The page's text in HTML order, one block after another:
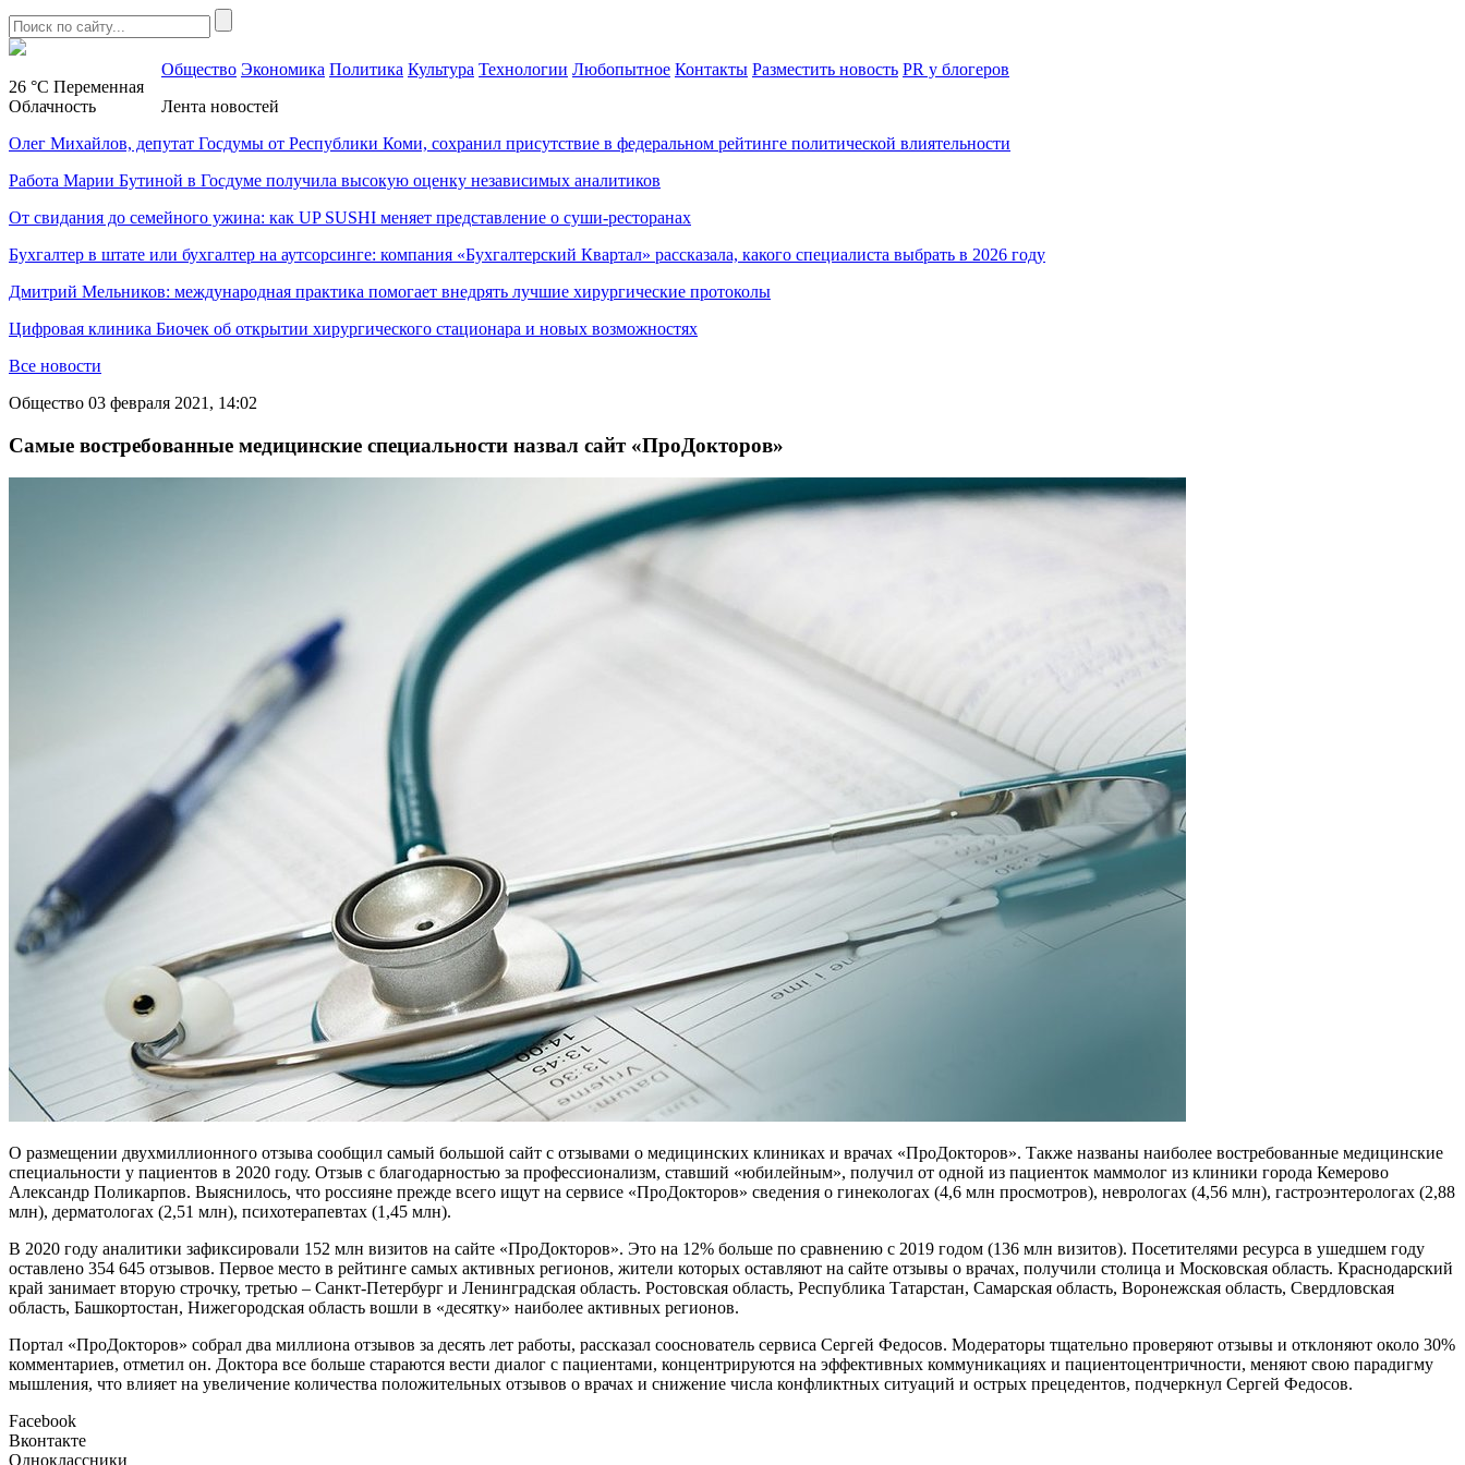
26 °C Переменная
Облачность
Общество Экономика Политика Культура Технологии Любопытное Контакты Разместить новость PR у блогеров
Лента новостей
Олег Михайлов, депутат Госдумы от Республики Коми, сохранил присутствие в федеральном рейтинге политической влиятельности
Работа Марии Бутиной в Госдуме получила высокую оценку независимых аналитиков
От свидания до семейного ужина: как UP SUSHI меняет представление о суши-ресторанах
Бухгалтер в штате или бухгалтер на аутсорсинге: компания «Бухгалтерский Квартал» рассказала, какого специалиста выбрать в 2026 году
Дмитрий Мельников: международная практика помогает внедрять лучшие хирургические протоколы
Цифровая клиника Биочек об открытии хирургического стационара и новых возможностях
Все новости
Общество 03 февраля 2021, 14:02
Самые востребованные медицинские специальности назвал сайт «ПроДокторов»
О размещении двухмиллионного отзыва сообщил самый большой сайт с отзывами о медицинских клиниках и врачах «ПроДокторов». Также названы наиболее востребованные медицинские
специальности у пациентов в 2020 году. Отзыв с благодарностью за профессионализм, ставший «юбилейным», получил от одной из пациенток маммолог из клиники города Кемерово
Александр Поликарпов. Выяснилось, что россияне прежде всего ищут на сервисе «ПроДокторов» сведения о гинекологах (4,6 млн просмотров), неврологах (4,56 млн), гастроэнтерологах (2,88
млн), дерматологах (2,51 млн), психотерапевтах (1,45 млн).
В 2020 году аналитики зафиксировали 152 млн визитов на сайте «ПроДокторов». Это на 12% больше по сравнению с 2019 годом (136 млн визитов). Посетителями ресурса в ушедшем году
оставлено 354 645 отзывов. Первое место в рейтинге самых активных регионов, жители которых оставляют на сайте отзывы о врачах, получили столица и Московская область. Краснодарский
край занимает вторую строчку, третью – Санкт-Петербург и Ленинградская область. Ростовская область, Республика Татарстан, Самарская область, Воронежская область, Свердловская
область, Башкортостан, Нижегородская область вошли в «десятку» наиболее активных регионов.
Портал «ПроДокторов» собрал два миллиона отзывов за десять лет работы, рассказал сооснователь сервиса Сергей Федосов. Модераторы тщательно проверяют отзывы и отклоняют около 30%
комментариев, отметил он. Доктора все больше стараются вести диалог с пациентами, концентрируются на эффективных коммуникациях и пациентоцентричности, меняют свою парадигму
мышления, что влияет на увеличение количества положительных отзывов о врачах и снижение числа конфликтных ситуаций и острых прецедентов, подчеркнул Сергей Федосов.
Facebook
Вконтакте
Одноклассники